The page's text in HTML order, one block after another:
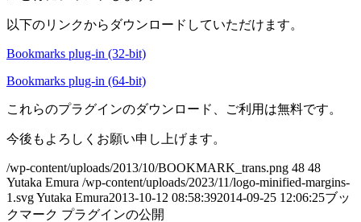
以下のリンクからダウンロードしていただけます。
Bookmarks plug-in (32-bit)
Bookmarks plug-in (64-bit)
これらのプラグインのダウンロード、ご利用は無料です。
今後もよろしくお願い申し上げます。
/wp-content/uploads/2013/10/BOOKMARK_trans.png 48 48
Yutaka Emura /wp-content/uploads/2023/11/logo-minified-margins-
1.svgYutaka Emura2013-10-12 08:58:392014-09-25 12:06:25ブッ
クマーク プラグインの公開